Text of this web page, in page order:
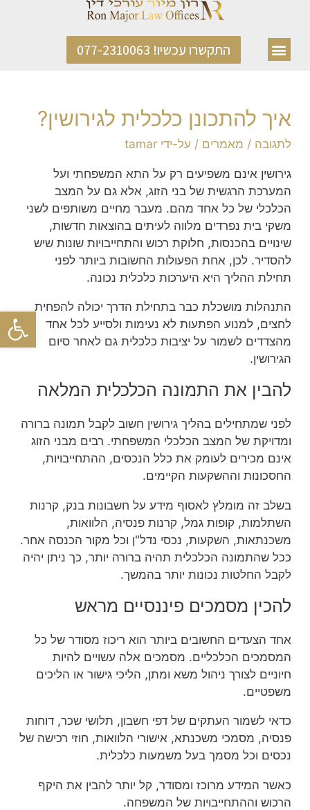
פתח
התקשרו עכשיו! 077-2310063
איך להתכונן כלכלית לגירושין?
לתגובה / מאמרים / על-ידי tamar
גירושין אינם משפיעים רק על התא המשפחתי ועל
המערכת הרגשית של בני הזוג, אלא גם על המצב
הכלכלי של כל אחד מהם. מעבר מחיים משותפים לשני
משקי בית נפרדים מלווה לעיתים בהוצאות חדשות,
שינויים בהכנסות, חלוקת רכוש והתחייבויות שונות שיש
להסדיר. לכן, אחת הפעולות החשובות ביותר לפני
תחילת ההליך היא היערכות כלכלית נכונה.
התנהלות מושכלת כבר בתחילת הדרך יכולה להפחית
לחצים, למנוע הפתעות לא נעימות ולסייע לכל אחד
מהצדדים לשמור על יציבות כלכלית גם לאחר סיום
הגירושין.
להבין את התמונה הכלכלית המלאה
לפני שמתחילים בהליך גירושין חשוב לקבל תמונה ברורה
ומדויקת של המצב הכלכלי המשפחתי. רבים מבני הזוג
אינם מכירים לעומק את כלל הנכסים, ההתחייבויות,
החסכונות וההשקעות הקיימים.
בשלב זה מומלץ לאסוף מידע על חשבונות בנק, קרנות
השתלמות, קופות גמל, קרנות פנסיה, הלוואות,
משכנתאות, השקעות, נכסי נדל"ן וכל מקור הכנסה אחר.
ככל שהתמונה הכלכלית תהיה ברורה יותר, כך ניתן יהיה
לקבל החלטות נכונות יותר בהמשך.
להכין מסמכים פיננסיים מראש
אחד הצעדים החשובים ביותר הוא ריכוז מסודר של כל
המסמכים הכלכליים. מסמכים אלה עשויים להיות
חיוניים לצורך ניהול משא ומתן, הליכי גישור או הליכים
משפטיים.
כדאי לשמור העתקים של דפי חשבון, תלושי שכר, דוחות
פנסיה, מסמכי משכנתא, אישורי הלוואות, חוזי רכישה של
נכסים וכל מסמך בעל משמעות כלכלית.
כאשר המידע מרוכז ומסודר, קל יותר להבין את היקף
הרכוש וההתחייבויות של המשפחה.